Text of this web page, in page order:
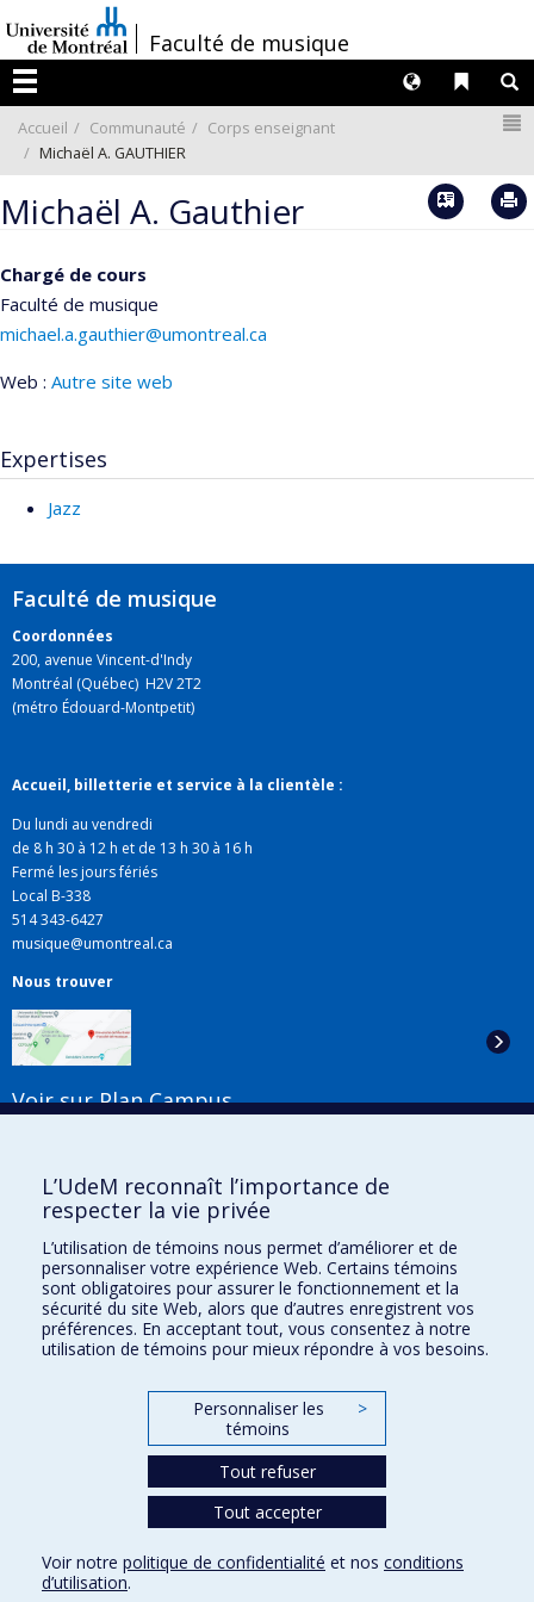
au
contenu
/Faculté de musique
Menu
Liens
Langues
Accueil Communauté
Corps enseignant
Michaël A. GAUTHIER
Michaël A. Gauthier Vcard
Chargé de cours
Faculté de musique
michael.a.gauthier@umontreal.ca
Courriels
Web : Autre site web
Expertises
Jazz
Faculté de musique
Coordonnées
200, avenue Vincent-d'Indy
Montréal (Québec) H2V 2T2
(métro Édouard-Montpetit)
Accueil, billetterie et service à la clientèle :
Du lundi au vendredi
de 8 h 30 à 12 h et de 13 h 30 à 16 h
Fermé les jours fériés
Local B-338
514 343-6427
musique@umontreal.ca
Nous trouver
Voir sur Plan Campus
Liens utiles
Plan du site
Accessibilité
S'abonner à l'infolettre
Donner à la Faculté de musique
Conditions d’utilisation
L’UdeM reconnaît l’importance de
respecter la vie privée
L’utilisation de témoins nous permet d’améliorer et de
personnaliser votre expérience Web. Certains témoins
sont obligatoires pour assurer le fonctionnement et la
sécurité du site Web, alors que d’autres enregistrent vos
préférences. En acceptant tout, vous consentez à notre
utilisation de témoins pour mieux répondre à vos besoins.
Personnaliser les
témoins
>
Tout refuser
Tout accepter
Voir notre politique de confidentialité et nos conditions
d’utilisation.